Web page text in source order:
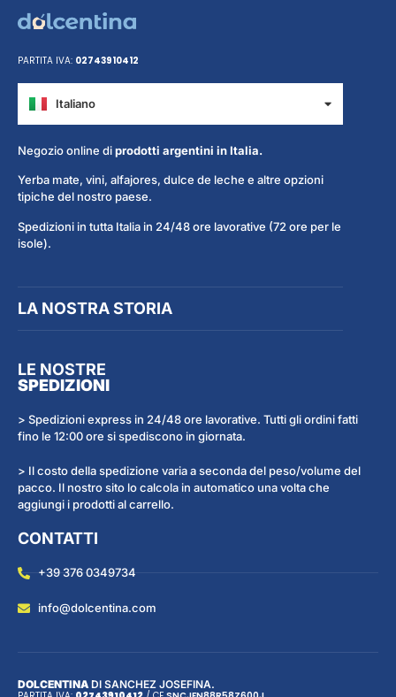
PARTITA IVA: 02743910412
Italiano
Español
Negozio online diprodotti argentini in Italia.
Yerba mate, vini, alfajores, dulce de leche e altre opzioni
tipiche del nostro paese.
Spedizioni in tutta Italia in 24/48 ore lavorative (72 ore per le
isole).
LA NOSTRA STORIA
LE NOSTRE
SPEDIZIONI
> Spedizioni express in 24/48 ore lavorative. Tutti gli ordini fatti
fino le 12:00 ore si spediscono in giornata.
> Il costo della spedizione varia a seconda del peso/volume del
pacco. Il nostro sito lo calcola in automatico una volta che
aggiungi i prodotti al carrello.
CONTATTI
+39 376 0349734
info@dolcentina.com
DOLCENTINA DI SANCHEZ JOSEFINA.